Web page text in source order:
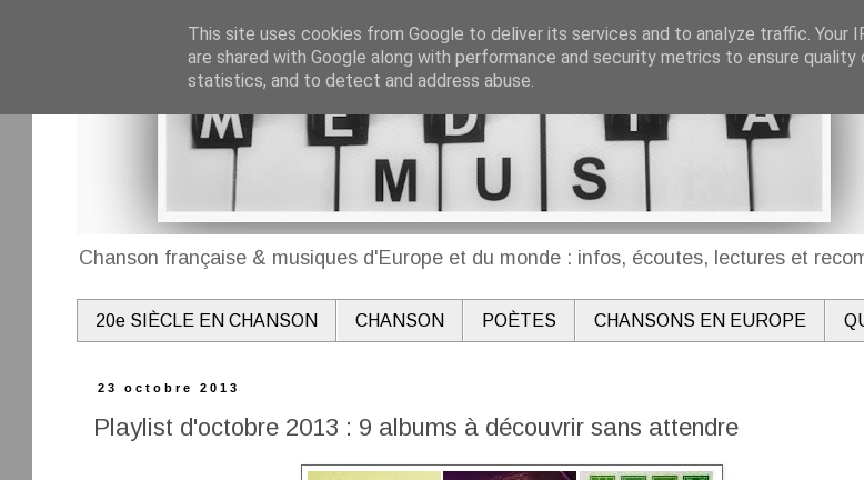
Chanson française & musiques d'Europe et du monde : infos, écoutes, lectures et
20e SIÈCLE EN CHANSON CHANSON POÈTES CHANSONS EN EUROPE
23 octobre 2013
Playlist d'octobre 2013 : 9 albums à découvrir sans attendre
This site uses cookies from Google to deliver its services and to analyze traffic. Your
are shared with Google along with performance and security metrics to ensure quality
statistics, and to detect and address abuse.